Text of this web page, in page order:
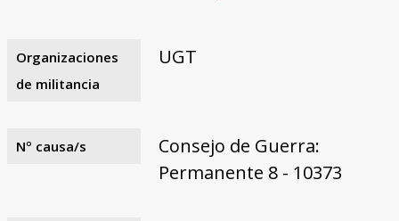
Organizaciones
de militancia
UGT
Nº causa/s
Consejo de Guerra:
Permanente 8 - 10373